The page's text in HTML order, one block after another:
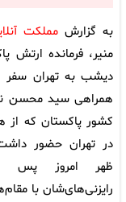
به گزارش مملکت
منیر، فرمانده ارتش
دیشب به تهران سفر
همراهی سید محسن
کشور پاکستان که از
در تهران حضور
ظهر امروز پس
رایزنی‌های‌شان با